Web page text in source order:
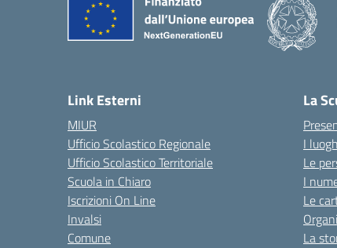
Link Esterni
MIUR
Ufficio Scolastico Regionale
Ufficio Scolastico Territoriale
Scuola in Chiaro
Iscrizioni On Line
Invalsi
Comune
La
I
Le
I
Le
La